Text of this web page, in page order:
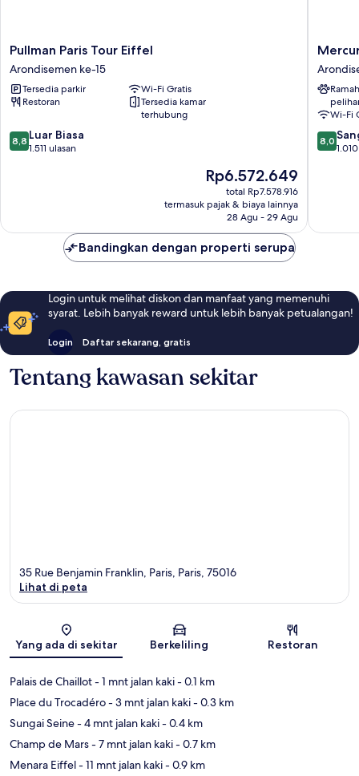
Pullman
Paris
Tour
Eiffel
Arondisemen
15
Pullman Paris Tour Eiffel
Arondisemen ke-15
Tersedia parkir
Wi-Fi Gratis
Restoran
Tersedia kamar
terhubung
8.8
dari
8,8 Luar Biasa
1.511 ulasan
Harga
sekarang
Rp6.572.649
Rp6.572.649
total Rp7.578.916
termasuk pajak & biaya lainnya
28 Agu - 29 Agu
Mercure
Paris
Centre
Tour
Eiffel
ke-
15
Wi-Fi
8.0
dari
8,0
Bandingkan dengan properti serupa
Login untuk melihat diskon dan manfaat yang memenuhi
syarat. Lebih banyak reward untuk lebih banyak petualangan!
Login Daftar sekarang, gratis
Tentang kawasan sekitar
Peta
35 Rue Benjamin Franklin, Paris, Paris, 75016
Lihat di peta
Yang ada di sekitar Berkeliling Restoran
Palais de Chaillot- 1 mnt jalan kaki- 0.1 km
Place du Trocadéro- 3 mnt jalan kaki- 0.3 km
Sungai Seine- 4 mnt jalan kaki- 0.4 km
Champ de Mars- 7 mnt jalan kaki- 0.7 km
Menara Eiffel- 11 mnt jalan kaki- 0.9 km